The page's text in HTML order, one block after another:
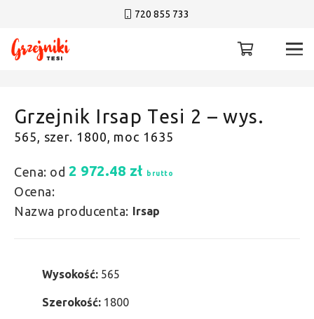
720 855 733
Grzejnik Irsap Tesi 2 – wys.
565, szer. 1800, moc 1635
Cena: od 2 972.48 zł brutto
Ocena:
Nazwa producenta: Irsap
Wysokość: 565
Szerokość: 1800